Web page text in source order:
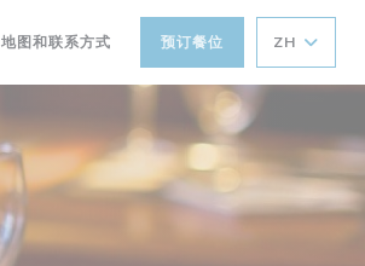
地图和联系方式 预订餐位 ZH